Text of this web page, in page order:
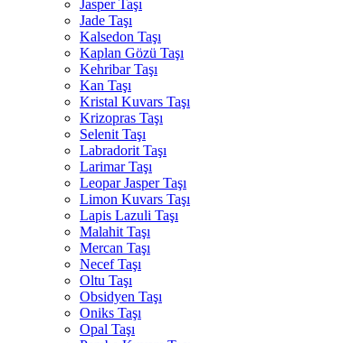
Jasper Taşı
Jade Taşı
Kalsedon Taşı
Kaplan Gözü Taşı
Kehribar Taşı
Kan Taşı
Kristal Kuvars Taşı
Krizopras Taşı
Selenit Taşı
Labradorit Taşı
Larimar Taşı
Leopar Jasper Taşı
Limon Kuvars Taşı
Lapis Lazuli Taşı
Malahit Taşı
Mercan Taşı
Necef Taşı
Oltu Taşı
Obsidyen Taşı
Oniks Taşı
Opal Taşı